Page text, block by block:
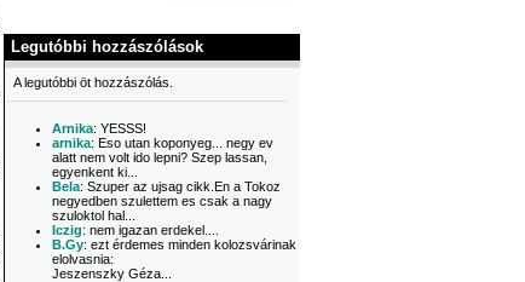
Legutóbbi hozzászólások
A legutóbbi öt hozzászólás.
Arnika: YESSS!
arnika: Eso utan koponyeg... negy ev
alatt nem volt ido lepni? Szep lassan,
egyenkent ki...
Bela: Szuper az ujsag cikk.En a Tokoz
negyedben szulettem es csak a nagy
szuloktol hal...
Iczig: nem igazan erdekel....
B.Gy: ezt érdemes minden kolozsvárinak
elolvasnia:
Jeszenszky Géza...